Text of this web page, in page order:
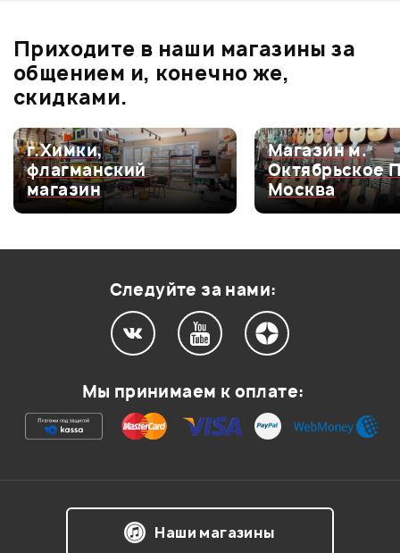
0.0
Оценка5
0
Оценка4
0
Оценка3
0
Ваша оценка:
Приходите в наши магазины за
общением и, конечно же,
скидками.
г.Химки,
флагманский
магазин
Магазин м.
Октябрьское
Москва
Следуйте за нами:
Мы принимаем к оплате:
Наши магазины